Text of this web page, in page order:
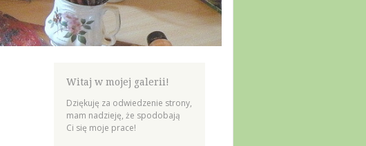
Witaj w mojej galerii!
Dziękuję za odwiedzenie strony,
mam nadzieję, że spodobają
Ci się moje prace!